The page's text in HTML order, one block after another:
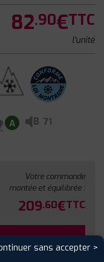
82.90€TTC
l'unité
A B 71
Votre commande
montée et équilibrée :
209.60€TTC
sans accepter >